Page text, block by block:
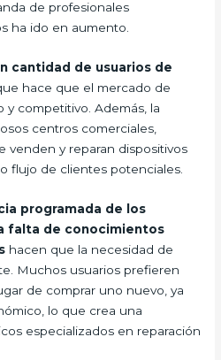
de profesionales
ha ido en aumento.
cantidad de usuarios de
que hace que el mercado de
y competitivo. Además, la
centros comerciales,
venden y reparan dispositivos
flujo de clientes potenciales.
programada de los
falta de conocimientos
hacen que la necesidad de
Muchos usuarios prefieren
de comprar uno nuevo, ya
lo que crea una
especializados en reparación